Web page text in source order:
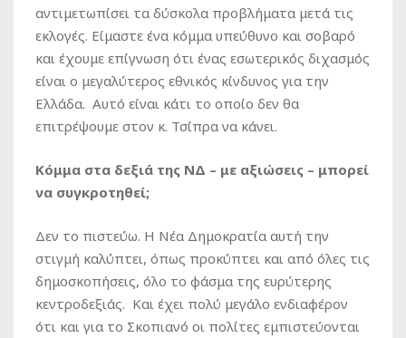
αντιμετωπίσει τα δύσκολα προβλήματα μετά τις
εκλογές. Είμαστε ένα κόμμα υπεύθυνο και σοβαρό
και έχουμε επίγνωση ότι ένας εσωτερικός διχασμός
είναι ο μεγαλύτερος εθνικός κίνδυνος για την
Ελλάδα. Αυτό είναι κάτι το οποίο δεν θα
επιτρέψουμε στον κ. Τσίπρα να κάνει.
Κόμμα στα δεξιά της ΝΔ – με αξιώσεις – μπορεί
να συγκροτηθεί;
Δεν το πιστεύω. Η Νέα Δημοκρατία αυτή την
στιγμή καλύπτει, όπως προκύπτει και από όλες τις
δημοσκοπήσεις, όλο το φάσμα της ευρύτερης
κεντροδεξιάς. Και έχει πολύ μεγάλο ενδιαφέρον
ότι και για το Σκοπιανό οι πολίτες εμπιστεύονται